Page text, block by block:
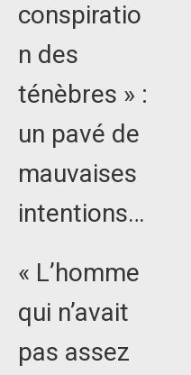
conspiratio
n des
ténèbres » :
un pavé de
mauvaises
intentions…
« L’homme
qui n’avait
pas assez